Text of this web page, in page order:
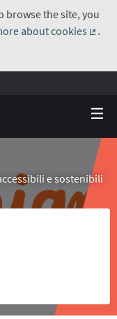
browse the site, you
about cookies
.
e sostenibili